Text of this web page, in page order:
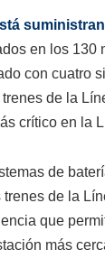
en los 130
con cuatro
de la
crítico en la
de
trenes de la
que
más